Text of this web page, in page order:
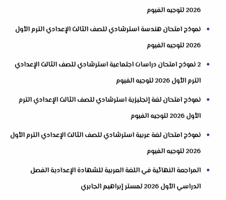
2026 لتوجيه الفيوم
نموذج امتحان هندسة استرشادي للصف الثالث الإعدادي الترم الأول
2026 لتوجيه الفيوم
2 نموذج امتحان دراسات اجتماعية استرشادي للصف الثالث الإعدادي
الترم الأول 2026 لتوجيه الفيوم
نموذج امتحان لغة إنجليزية استرشادي للصف الثالث الإعدادي الترم
الأول 2026 لتوجيه الفيوم
نموذج امتحان لغة عربية استرشادي للصف الثالث الإعدادي الترم الأول
2026 لتوجيه الفيوم
المراجعة النهائية في اللغة العربية للشهادة الإعدادية الفصل
الدراسي الأول 2026 لمستر إبراهيم الجابري